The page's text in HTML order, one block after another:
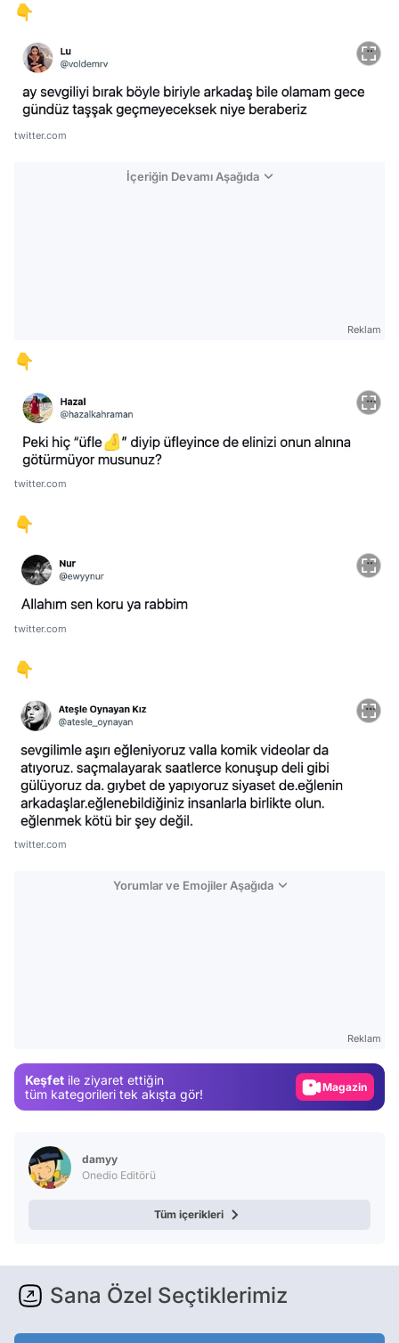
👇
twitter.com
İçeriğin Devamı Aşağıda
Reklam
👇
twitter.com
👇
twitter.com
👇
twitter.com
Yorumlar ve Emojiler Aşağıda
Reklam
Keşfet ile ziyaret ettiğin
tüm kategorileri tek akışta gör!
Magazin
damyy
Onedio Editörü
Tüm içerikleri
Sana Özel Seçtiklerimiz